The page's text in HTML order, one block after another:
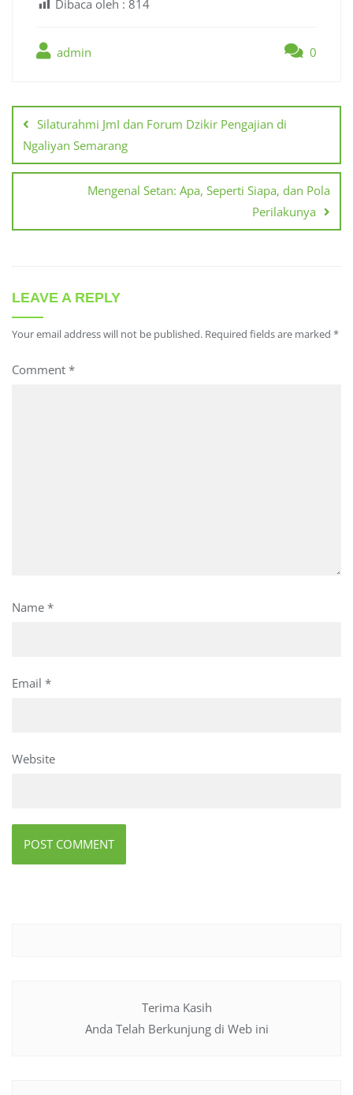
Dibaca oleh : 814
admin 0
navigation
Silaturahmi JmI dan Forum Dzikir Pengajian di
Ngaliyan Semarang
Mengenal Setan: Apa, Seperti Siapa, dan Pola
Perilakunya
LEAVE A REPLY
Your email address will not be published. Required fields are marked *
Comment *
Name *
Email *
Website
Terima Kasih
Anda Telah Berkunjung di Web ini